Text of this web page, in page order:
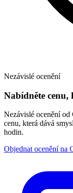
Nezávislé ocenění
Nabídněte cenu,
Nezávislé ocenění
cenu, která dává
hodin.
Objednat ocenění na